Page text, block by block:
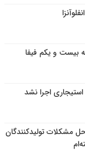
بیست و یکم فیفا
اجرا نشد
حل مشکلات تولیدکنندگان